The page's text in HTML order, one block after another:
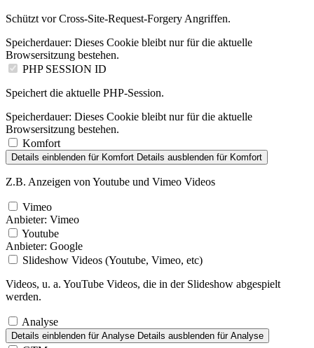
Schützt vor Cross-Site-Request-Forgery Angriffen.
Speicherdauer: Dieses Cookie bleibt nur für die aktuelle
Browsersitzung bestehen.
PHP SESSION ID
Speichert die aktuelle PHP-Session.
Speicherdauer: Dieses Cookie bleibt nur für die aktuelle
Browsersitzung bestehen.
Komfort
Details einblenden für Komfort Details ausblenden für Komfort
Z.B. Anzeigen von Youtube und Vimeo Videos
Vimeo
Anbieter: Vimeo
Youtube
Anbieter: Google
Slideshow Videos (Youtube, Vimeo, etc)
Videos, u. a. YouTube Videos, die in der Slideshow abgespielt
werden.
Analyse
Details einblenden für Analyse Details ausblenden für Analyse